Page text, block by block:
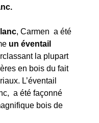
, Carmen a été
un éventail
la plupart
en bois du fait
L’éventail
a été façonné
bois de